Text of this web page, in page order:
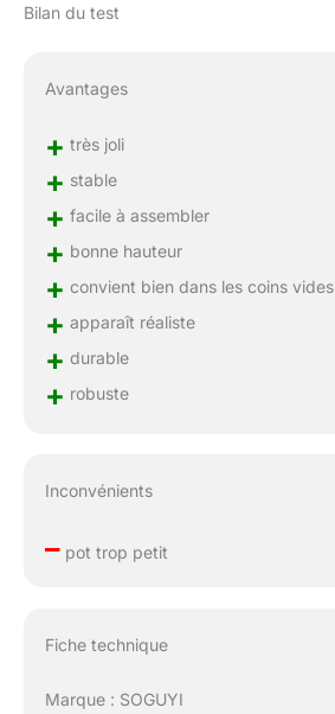
Bilan du test
Avantages
+ très joli
+ stable
+ facile à assembler
+ bonne hauteur
+ convient bien dans les coins vides
+ apparaît réaliste
+ durable
+ robuste
Inconvénients
–pot trop petit
Fiche technique
Marque : SOGUYI